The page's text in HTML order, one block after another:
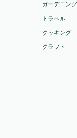
ガーデニング
トラベル
クッキング
クラフト